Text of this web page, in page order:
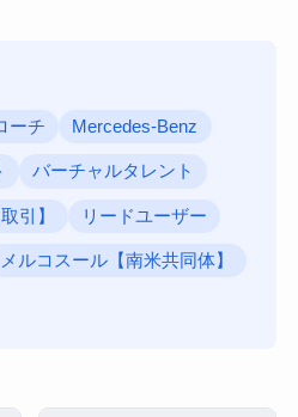
ーチ Mercedes-Benz
バーチャルタレント
引】 リードユーザー
メルコスール【南米共同体】